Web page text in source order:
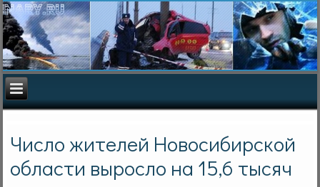
Число жителей Новосибирской
области выросло на 15,6 тысяч